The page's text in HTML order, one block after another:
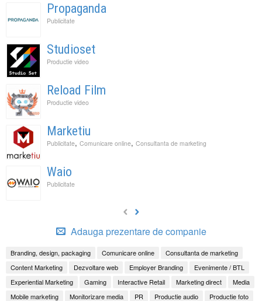
Propaganda
Publicitate
Studioset
Productie video
Reload Film
Productie video
Marketiu
Publicitate, Comunicare online, Consultanta de marketing
Waio
Publicitate
Adauga prezentare de companie
Branding, design, packaging Comunicare online
Consultanta de marketing
Content Marketing
Dezvoltare web Employer Branding
Evenimente / BTL
Experiential Marketing
Gaming Interactive Retail Marketing direct
Media
Mobile marketing
Monitorizare media PR Productie audio Productie foto